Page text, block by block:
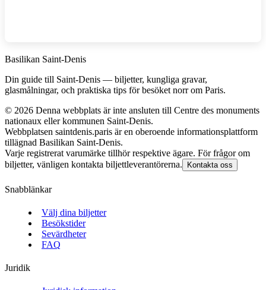
Basilikan Saint‑Denis
Din guide till Saint‑Denis — biljetter, kungliga gravar,
glasmålningar, och praktiska tips för besöket norr om Paris.
© 2026 Denna webbplats är inte ansluten till Centre des monuments
nationaux eller kommunen Saint‑Denis.
Webbplatsen saintdenis.paris är en oberoende informationsplattform
tillägnad Basilikan Saint‑Denis.
Varje registrerat varumärke tillhör respektive ägare. För frågor om
biljetter, vänligen kontakta biljettleverantörerna.
Kontakta oss
Snabblänkar
Välj dina biljetter
Besökstider
Sevärdheter
FAQ
Juridik